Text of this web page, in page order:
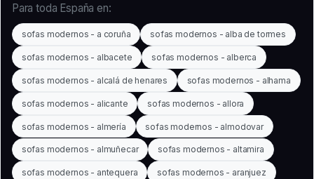
Para toda España en:
sofas modernos - a coruña sofas modernos - alba de tormes
sofas modernos - albacete sofas modernos - alberca
sofas modernos - alcalá de henares sofas modernos - alhama
sofas modernos - alicante sofas modernos - allora
sofas modernos - almería sofas modernos - almodovar
sofas modernos - almuñecar sofas modernos - altamira
sofas modernos - antequera sofas modernos - aranjuez